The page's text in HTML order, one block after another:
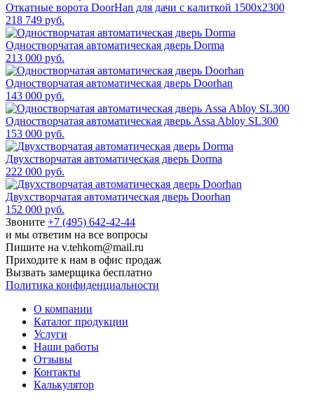
Откатные ворота DoorHan для дачи с калиткой 1500x2300
218 749 руб.
Одностворчатая автоматическая дверь Dorma
213 000 руб.
Одностворчатая автоматическая дверь Doorhan
143 000 руб.
Одностворчатая автоматическая дверь Assa Abloy SL300
153 000 руб.
Двухстворчатая автоматическая дверь Dorma
222 000 руб.
Двухстворчатая автоматическая дверь Doorhan
152 000 руб.
Звоните +7 (495) 642-42-44
и мы ответим на все вопросы
Пишите на v.tehkom@mail.ru
Приходите к нам в офис продаж
Вызвать замерщика бесплатно
Политика конфиденциальности
О компании
Каталог продукции
Услуги
Наши работы
Отзывы
Контакты
Калькулятор